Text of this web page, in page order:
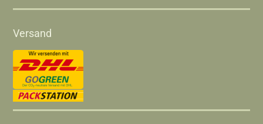
Versand